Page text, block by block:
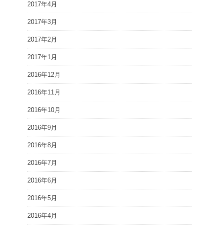
2017年4月
2017年3月
2017年2月
2017年1月
2016年12月
2016年11月
2016年10月
2016年9月
2016年8月
2016年7月
2016年6月
2016年5月
2016年4月